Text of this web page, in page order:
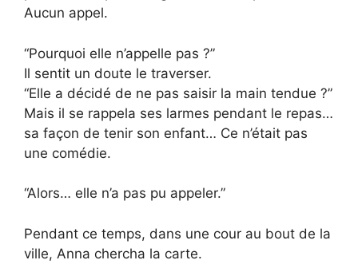
Aucun appel.
“Pourquoi elle n’appelle pas ?”
Il sentit un doute le traverser.
“Elle a décidé de ne pas saisir la main tendue ?”
Mais il se rappela ses larmes pendant le repas…
sa façon de tenir son enfant… Ce n’était pas
une comédie.
“Alors… elle n’a pas pu appeler.”
Pendant ce temps, dans une cour au bout de la
ville, Anna chercha la carte.